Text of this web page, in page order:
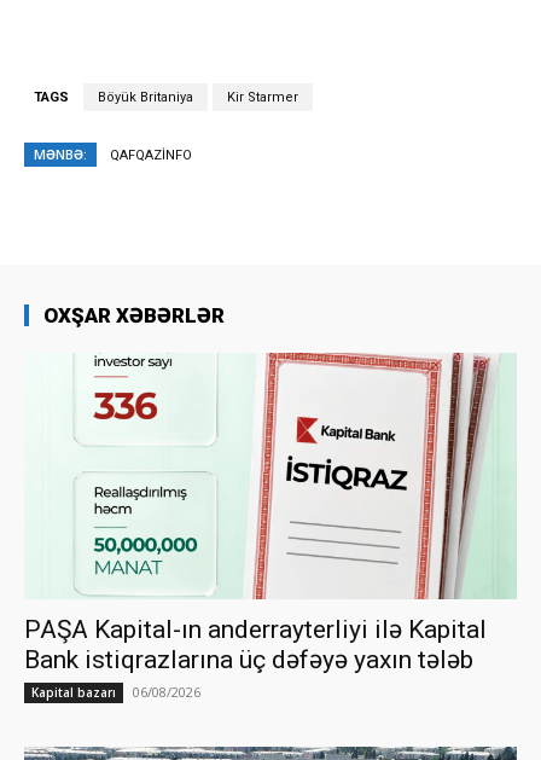
TAGS Böyük Britaniya Kir Starmer
MƏNBƏ: QAFQAZİNFO
OXŞAR XƏBƏRLƏR
PAŞA Kapital-ın anderrayterliyi ilə Kapital
Bank istiqrazlarına üç dəfəyə yaxın tələb
Kapital bazarı 06/08/2026